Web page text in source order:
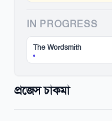
IN PROGRESS
The Wordsmith
প্রজেস চাকমা